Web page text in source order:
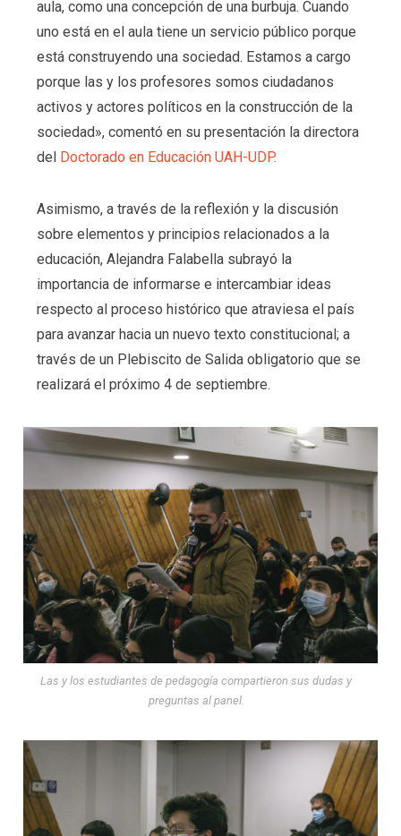
aula, como una concepción de una burbuja. Cuando
uno está en el aula tiene un servicio público porque
está construyendo una sociedad. Estamos a cargo
porque las y los profesores somos ciudadanos
activos y actores políticos en la construcción de la
sociedad», comentó en su presentación la directora
del
Doctorado en Educación UAH-UDP.
Asimismo, a través de la reflexión y la discusión
sobre elementos y principios relacionados a la
educación, Alejandra Falabella subrayó la
importancia de informarse e intercambiar ideas
respecto al proceso histórico que atraviesa el país
para avanzar hacia un nuevo texto constitucional; a
través de un Plebiscito de Salida obligatorio que se
realizará el próximo 4 de septiembre.
Las y los estudiantes de pedagogía compartieron sus dudas y
preguntas al panel.